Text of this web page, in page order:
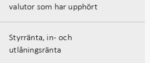
valutor som har upphört
Styrränta, in- och
utlåningsränta